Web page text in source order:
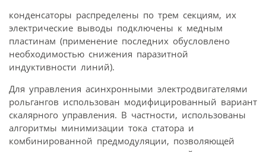
конденсаторы распределены по трем секциям, их
электрические выводы подключены к медным
пластинам (применение последних обусловлено
необходимостью снижения паразитной
индуктивности линий).
Для управления асинхронными электродвигателями
рольгангов использован модифицированный вариант
скалярного управления. В частности, использованы
алгоритмы минимизации тока статора и
комбинированной предмодуляции, позволяющей